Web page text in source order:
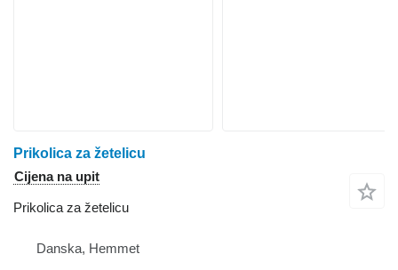
Prikolica za žetelicu
Cijena na upit
Prikolica za žetelicu
Danska, Hemmet